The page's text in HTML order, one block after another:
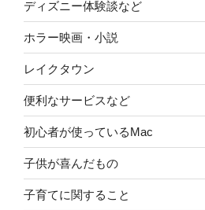
ディズニー体験談など
ホラー映画・小説
レイクタウン
便利なサービスなど
初心者が使っているMac
子供が喜んだもの
子育てに関すること